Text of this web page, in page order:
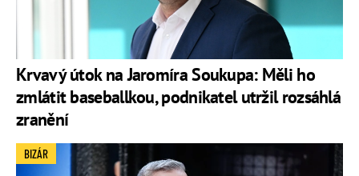
Krvavý útok na Jaromíra Soukupa: Měli ho
zmlátit baseballkou, podnikatel utržil rozsáhlá
zranění
BIZÁR